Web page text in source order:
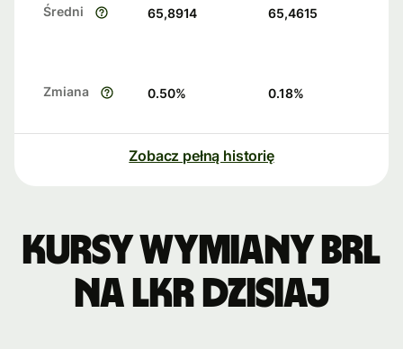
Średni 65,8914 65,4615
Zmiana 0.50% 0.18%
Zobacz pełną historię
Kursy wymiany BRL
na LKR dzisiaj